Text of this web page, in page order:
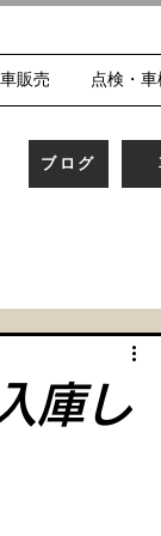
販売 点検・
ブログ
庫し